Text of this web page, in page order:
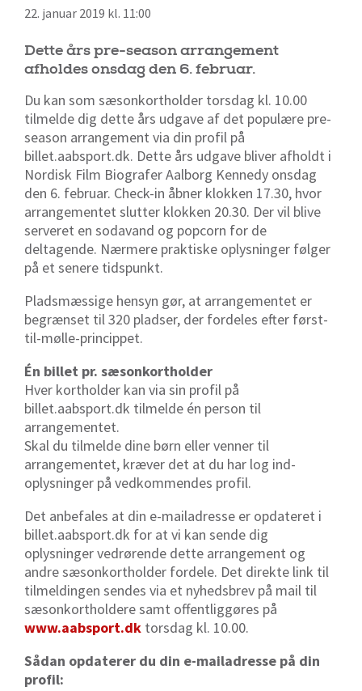
22. januar 2019 kl. 11:00
Dette års pre-season arrangement
afholdes onsdag den 6. februar.
Du kan som sæsonkortholder torsdag kl. 10.00
tilmelde dig dette års udgave af det populære pre-
season arrangement via din profil på
billet.aabsport.dk. Dette års udgave bliver afholdt i
Nordisk Film Biografer Aalborg Kennedy onsdag
den 6. februar. Check-in åbner klokken 17.30, hvor
arrangementet slutter klokken 20.30. Der vil blive
serveret en sodavand og popcorn for de
deltagende. Nærmere praktiske oplysninger følger
på et senere tidspunkt.
Pladsmæssige hensyn gør, at arrangementet er
begrænset til 320 pladser, der fordeles efter først-
til-mølle-princippet.
Én billet pr. sæsonkortholder
Hver kortholder kan via sin profil på
billet.aabsport.dk tilmelde én person til
arrangementet.
Skal du tilmelde dine børn eller venner til
arrangementet, kræver det at du har log ind-
oplysninger på vedkommendes profil.
Det anbefales at din e-mailadresse er opdateret i
billet.aabsport.dk for at vi kan sende dig
oplysninger vedrørende dette arrangement og
andre sæsonkortholder fordele. Det direkte link til
tilmeldingen sendes via et nyhedsbrev på mail til
sæsonkortholdere samt offentliggøres på
www.aabsport.dk torsdag kl. 10.00.
Sådan opdaterer du din e-mailadresse på din
profil: